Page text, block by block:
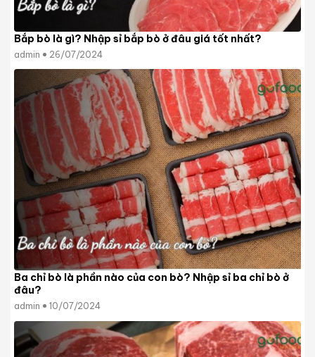
Bắp bò là gì? Nhập sỉ bắp bò ở đâu giá tốt nhất?
admin 26/07/2024
Ba chỉ bò là phần nào của con bò? Nhập sỉ ba chỉ bò ở
đâu?
admin 10/07/2024